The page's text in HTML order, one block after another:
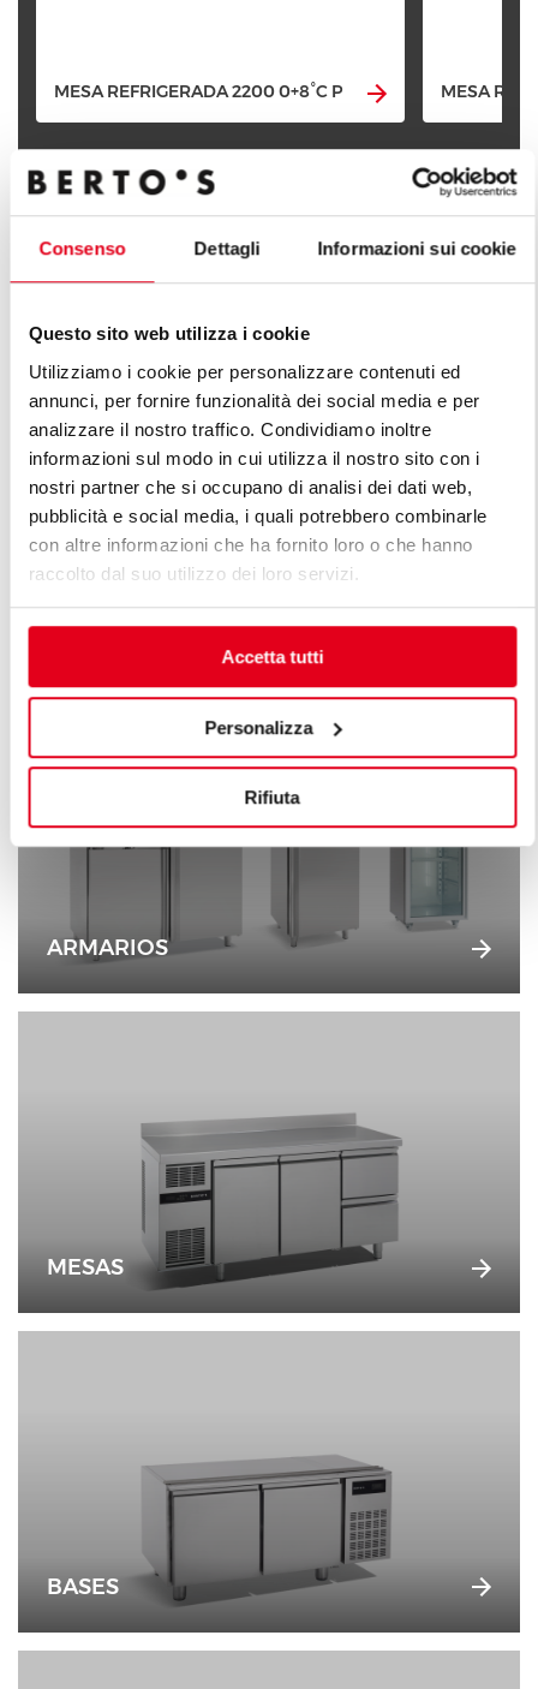
Consenso Dettagli Informazioni sui cookie
Questo sito web utilizza i cookie
Utilizziamo i cookie per personalizzare contenuti ed
annunci, per fornire funzionalità dei social media e per
analizzare il nostro traffico. Condividiamo inoltre
informazioni sul modo in cui utilizza il nostro sito con i
nostri partner che si occupano di analisi dei dati web,
pubblicità e social media, i quali potrebbero combinarle
con altre informazioni che ha fornito loro o che hanno
raccolto dal suo utilizzo dei loro servizi.
Accetta tutti
Personalizza
Rifiuta
MESA REFRIGERADA 2200 0+8°C P MESA
DESCUBRE TODAS LAS LÍNEAS
ABATIDORES
ARMARIOS
MESAS
BASES